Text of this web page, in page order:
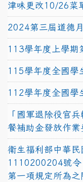
津味更改10/26菜
2024第三屆道德
113學年度上學
115學年度全國學
112學年度全國學
「國軍退除役官
餐補助金發放作
衛生福利部中華
1110200204號令
第一項規定所為